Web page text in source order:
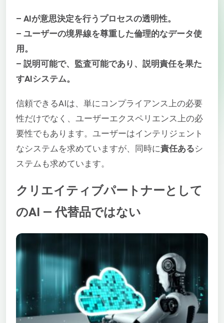
– AIが意思決定を行うプロセスの透明性。
– ユーザーの境界線を尊重した倫理的なデータ使
用。
– 説明可能で、監査可能であり、説明責任を果た
すAIシステム。
信頼できるAIは、単にコンプライアンス上の必要
性だけでなく、ユーザーエクスペリエンス上の必
要性でもあります。ユーザーはインテリジェント
なシステムを求めていますが、同時に責任あるシ
ステムも求めています。
クリエイティブパートナーとして
のAI — 代替品ではない